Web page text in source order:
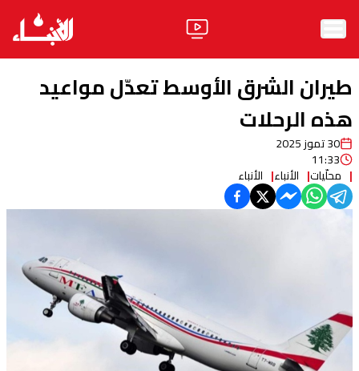
الأخبار
ثقافة ومجتمع
آراء
فيديو
مواقف
طيران الشرق الأوسط تعدّل مواعيد
هذه الرحلات
30 تموز 2025
11:33
محلّيات الأنباء الأنباء